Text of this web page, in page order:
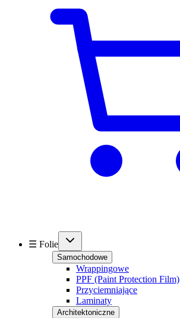
☰ Folie
Samochodowe
Wrappingowe
PPF (Paint Protection Film)
Przyciemniające
Laminaty
Architektoniczne